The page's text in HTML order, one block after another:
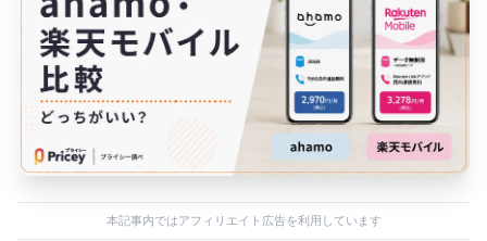
本記事内ではアフィリエイト広告を利用しています